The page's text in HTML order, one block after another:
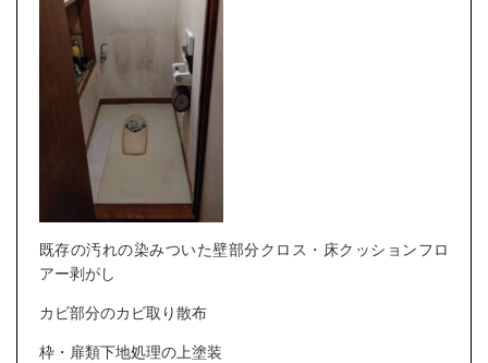
既存の汚れの染みついた壁部分クロス・床クッションフロ
アー剥がし
カビ部分のカビ取り散布
枠・扉類下地処理の上塗装